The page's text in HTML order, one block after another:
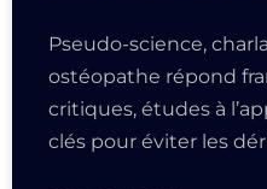
Pseudo-science,
ostéopathe répond
critiques, études à
clés pour éviter les